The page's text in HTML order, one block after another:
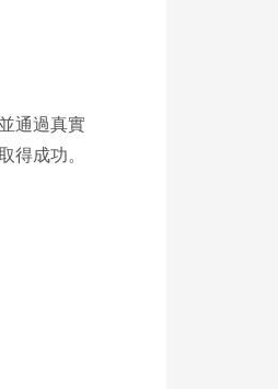
通過真實
得成功。